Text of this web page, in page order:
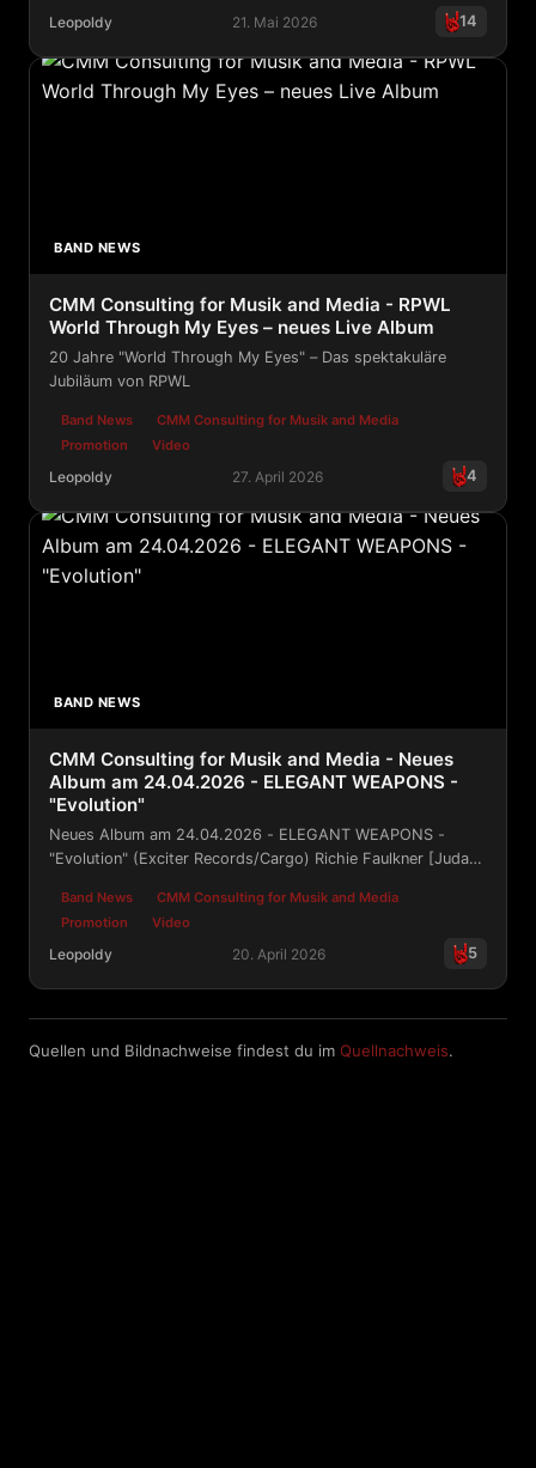
Leopoldy 21. Mai 2026 14
CMM Consulting for Musik and Media - MAGEFA -
BAND NEWS
CMM Consulting for Musik and Media - RPWL
World Through My Eyes – neues Live Album
20 Jahre "World Through My Eyes" – Das spektakuläre
Jubiläum von RPWL
Band News
CMM Consulting for Musik and Media
Promotion
Video
Leopoldy 27. April 2026 4
CMM Consulting for Musik and Media - RPWL World
BAND NEWS
CMM Consulting for Musik and Media - Neues
Album am 24.04.2026 - ELEGANT WEAPONS -
"Evolution"
Neues Album am 24.04.2026 - ELEGANT WEAPONS -
"Evolution" (Exciter Records/Cargo) Richie Faulkner [Judas
[Uriah Heep], Christopher Williams [Accept]
Band News
CMM Consulting for Musik and Media
Promotion
Video
Leopoldy 20. April 2026 5
Quellen und Bildnachweise findest du im Quellnachweis.